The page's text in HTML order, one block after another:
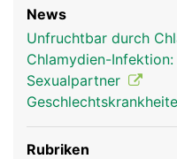
News
Unfruchtbar durch
Chlamydien-
Sexualpartner
Rubriken